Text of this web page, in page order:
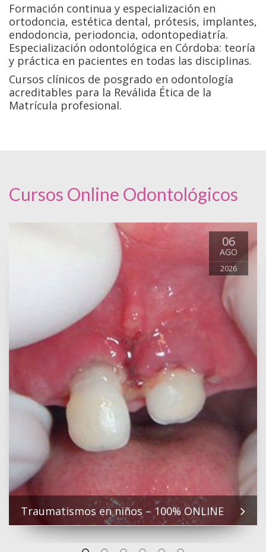
Formación continua y especialización en
ortodoncia, estética dental, prótesis, implantes,
endodoncia, periodoncia, odontopediatría.
Especialización odontológica en Córdoba: teoría
y práctica en pacientes en todas las disciplinas.
Cursos clínicos de posgrado en odontología
acreditables para la Reválida Ética de la
Matrícula profesional.
Cursos Online Odontológicos
2026
06
AGO
Traumatismos en niños – 100% ONLINE